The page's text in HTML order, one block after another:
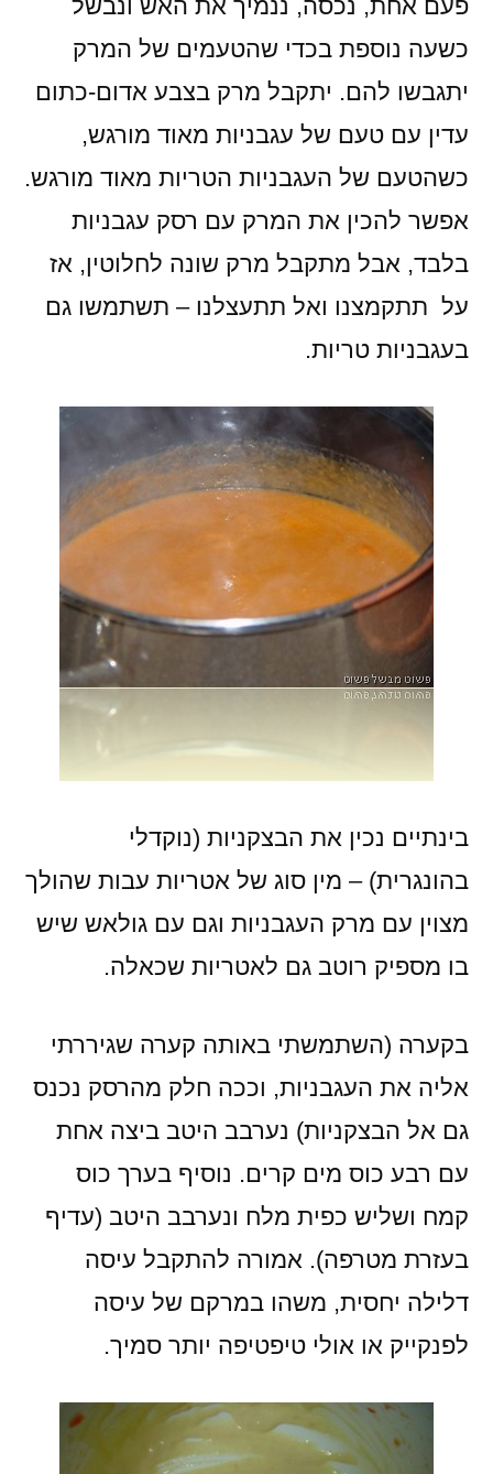
פעם אחת, נכסה, ננמיך את האש ונבשל
כשעה נוספת בכדי שהטעמים של המרק
יתגבשו להם. יתקבל מרק בצבע אדום-כתום
עדין עם טעם של עגבניות מאוד מורגש,
כשהטעם של העגבניות הטריות מאוד מורגש.
אפשר להכין את המרק עם רסק עגבניות
בלבד, אבל מתקבל מרק שונה לחלוטין, אז
על תתקמצנו ואל תתעצלנו – תשתמשו גם
בעגבניות טריות.
בינתיים נכין את הבצקניות (נוקדלי
בהונגרית) – מין סוג של אטריות עבות שהולך
מצוין עם מרק העגבניות וגם עם גולאש שיש
בו מספיק רוטב גם לאטריות שכאלה.
בקערה (השתמשתי באותה קערה שגיררתי
אליה את העגבניות, וככה חלק מהרסק נכנס
גם אל הבצקניות) נערבב היטב ביצה אחת
עם רבע כוס מים קרים. נוסיף בערך כוס
קמח ושליש כפית מלח ונערבב היטב (עדיף
בעזרת מטרפה). אמורה להתקבל עיסה
דלילה יחסית, משהו במרקם של עיסה
לפנקייק או אולי טיפטיפה יותר סמיך.